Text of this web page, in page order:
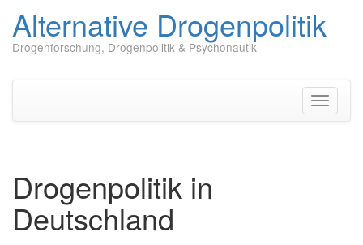
Alternative Drogenpolitik
Drogenforschung, Drogenpolitik & Psychonautik
Drogenpolitik in
Deutschland